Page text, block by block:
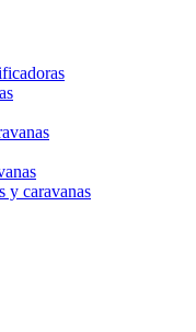
y caravanas